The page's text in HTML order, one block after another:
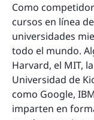
Como
cursos en línea
universidades
todo el mundo.
Harvard, el MIT,
Universidad de
como Google,
imparten en